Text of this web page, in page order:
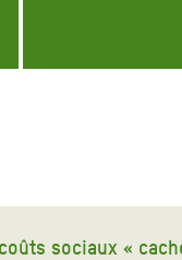
sociaux «